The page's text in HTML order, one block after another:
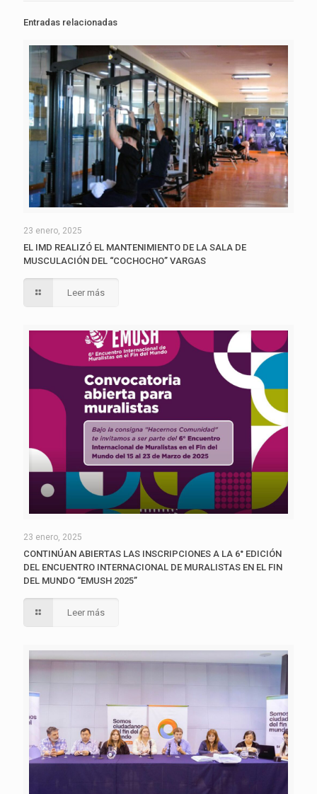
Entradas relacionadas
23 enero, 2025
EL IMD REALIZÓ EL MANTENIMIENTO DE LA SALA DE
MUSCULACIÓN DEL “COCHOCHO” VARGAS
Leer más
23 enero, 2025
CONTINÚAN ABIERTAS LAS INSCRIPCIONES A LA 6° EDICIÓN
DEL ENCUENTRO INTERNACIONAL DE MURALISTAS EN EL FIN
DEL MUNDO “EMUSH 2025”
Leer más